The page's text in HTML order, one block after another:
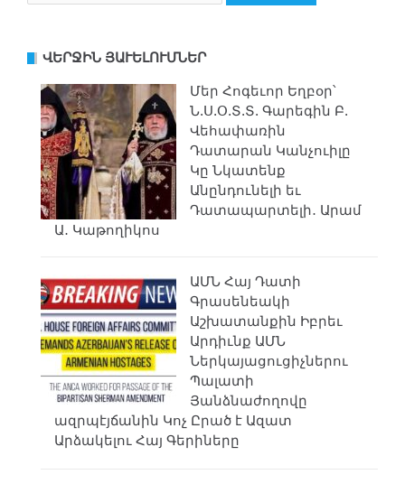
ՎԵՐՋԻՆ ՅԱՒԵԼՈՒՄՆԵՐ
Մեր Հոգեւոր Եղբօր՝
Ն.Ս.Օ.Տ.Տ. Գարեգին Բ.
Վեհափառին
Դատարան Կանչուիլը
Կը Նկատենք
Անընդունելի եւ
Դատապարտելի․ Արամ
Ա․ Կաթողիկոս
ԱՄՆ Հայ Դատի
Գրասենեակի
Աշխատանքին Իբրեւ
Արդիւնք ԱՄՆ
Ներկայացուցիչներու
Պալատի
Յանձնաժողովը
ազրպէյճանին Կոչ Ըրած է Ազատ
Արձակելու Հայ Գերիները